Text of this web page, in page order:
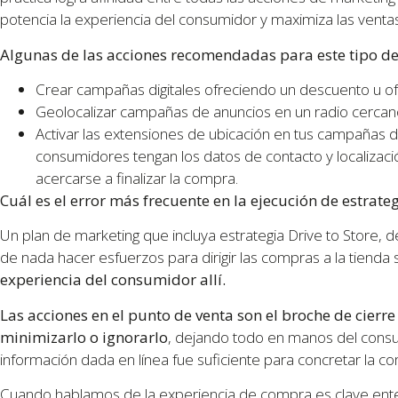
potencia la experiencia del consumidor y maximiza las
Algunas de las acciones recomendadas para este tipo
Crear campañas digitales ofreciendo un descuento u
Geolocalizar campañas de anuncios en un radio
Activar las extensiones de ubicación en tus campañas
consumidores tengan los datos de contacto y
acercarse a finalizar la compra.
Cuál es el error más frecuente en la ejecución de
Un plan de marketing que incluya estrategia Drive to Store,
de nada hacer esfuerzos para dirigir las compras a la tienda
experiencia del consumidor allí.
Las acciones en el punto de venta son el broche de
minimizarlo o ignorarlo, dejando todo en manos del
información dada en línea fue suficiente para concretar la